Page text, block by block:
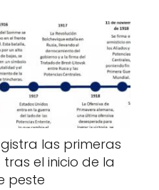
las primeras
el inicio de la
peste